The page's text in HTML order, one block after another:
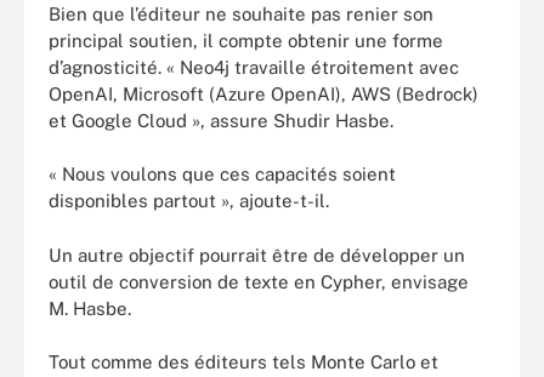
Bien que l’éditeur ne souhaite pas renier son
principal soutien, il compte obtenir une forme
d’agnosticité. « Neo4j travaille étroitement avec
OpenAI, Microsoft (Azure OpenAI), AWS (Bedrock)
et Google Cloud », assure Shudir Hasbe.
« Nous voulons que ces capacités soient
disponibles partout », ajoute-t-il.
Un autre objectif pourrait être de développer un
outil de conversion de texte en Cypher, envisage
M. Hasbe.
Tout comme des éditeurs tels Monte Carlo et